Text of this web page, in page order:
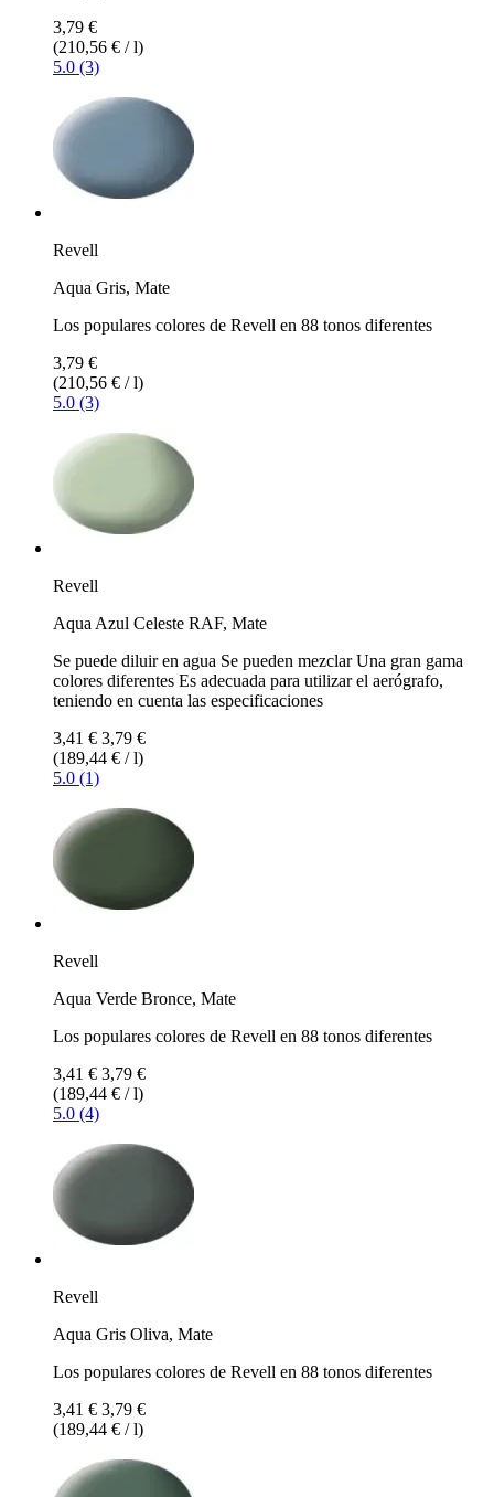
3,79 €
(210,56 € / l)
5.0 (3)
Revell
Aqua Gris, Mate
Los populares colores de Revell en 88 tonos diferentes
3,79 €
(210,56 € / l)
5.0 (3)
Revell
Aqua Azul Celeste RAF, Mate
Se puede diluir en agua Se pueden mezclar Una gran gama
colores diferentes Es adecuada para utilizar el aerógrafo,
teniendo en cuenta las especificaciones
3,41 € 3,79 €
(189,44 € / l)
5.0 (1)
Revell
Aqua Verde Bronce, Mate
Los populares colores de Revell en 88 tonos diferentes
3,41 € 3,79 €
(189,44 € / l)
5.0 (4)
Revell
Aqua Gris Oliva, Mate
Los populares colores de Revell en 88 tonos diferentes
3,41 € 3,79 €
(189,44 € / l)